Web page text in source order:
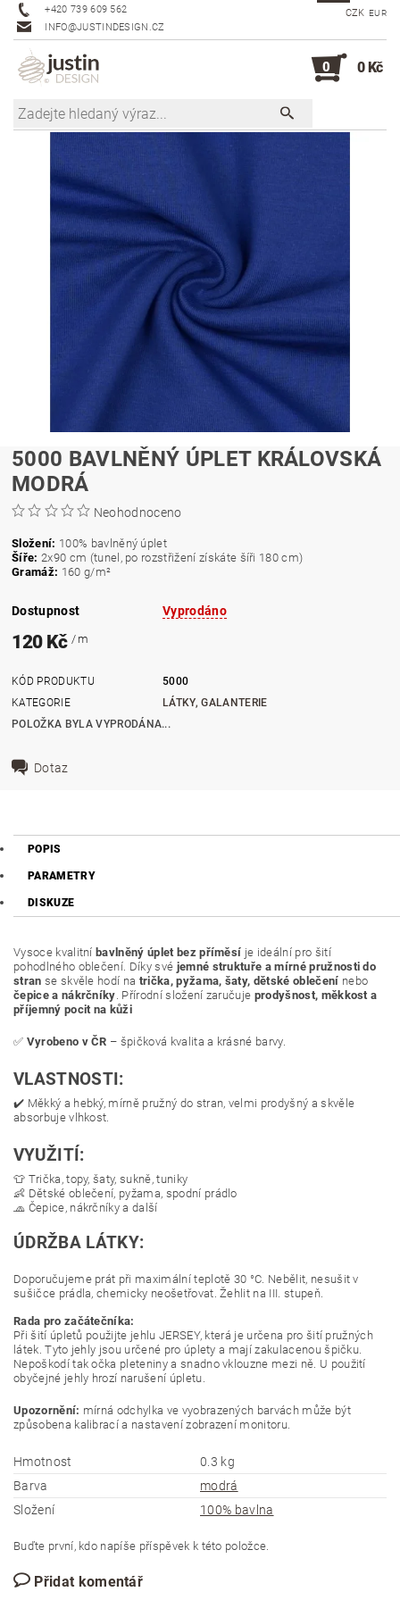
+420 739 609 562
INFO@JUSTINDESIGN.CZ
CZK EUR
0 0 Kč
5000 BAVLNĚNÝ ÚPLET KRÁLOVSKÁ
MODRÁ
Neohodnoceno
Složení: 100% bavlněný úplet
Šíře: 2x90 cm (tunel, po rozstřižení získáte šíři 180 cm)
Gramáž: 160 g/m²
Dostupnost Vyprodáno
120 Kč / m
KÓD PRODUKTU
5000
KATEGORIE
LÁTKY, GALANTERIE
POLOŽKA BYLA VYPRODÁNA...
Dotaz
POPIS
PARAMETRY
DISKUZE
Vysoce kvalitní bavlněný úplet bez příměsí je ideální pro šití
pohodlného oblečení. Díky své jemné struktuře a mírné pružnosti do
stran se skvěle hodí na trička, pyžama, šaty, dětské oblečení nebo
čepice a nákrčníky. Přírodní složení zaručuje prodyšnost, měkkost a
příjemný pocit na kůži
✅ Vyrobeno v ČR – špičková kvalita a krásné barvy.
VLASTNOSTI:
✔️ Měkký a hebký, mírně pružný do stran, velmi prodyšný a skvěle
absorbuje vlhkost.
VYUŽITÍ:
👕 Trička, topy, šaty, sukně, tuniky
👶 Dětské oblečení, pyžama, spodní prádlo
🧢 Čepice, nákrčníky a další
ÚDRŽBA LÁTKY:
Doporučujeme prát při maximální teplotě 30 °C. Nebělit, nesušit v
sušičce prádla, chemicky neošetřovat. Žehlit na III. stupeň.
Rada pro začátečníka:
Při šití úpletů použijte jehlu JERSEY, která je určena pro šití pružných
látek. Tyto jehly jsou určené pro úplety a mají zakulacenou špičku.
Nepoškodí tak očka pleteniny a snadno vklouzne mezi ně. U použití
obyčejné jehly hrozí narušení úpletu.
Upozornění: mírná odchylka ve vyobrazených barvách může být
způsobena kalibrací a nastavení zobrazení monitoru.
Hmotnost
0.3 kg
Barva
modrá
Složení
100% bavlna
Buďte první, kdo napíše příspěvek k této položce.
Přidat komentář